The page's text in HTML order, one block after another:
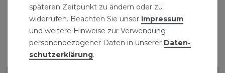
Produktinformationen als PDF zum
Download:
späteren Zeitpunkt zu ändern oder zu
widerrufen. Beachten Sie unser Impressum
und weitere Hinweise zur Verwendung
personenbezogener Daten in unserer Daten­
schutz­erklärung.